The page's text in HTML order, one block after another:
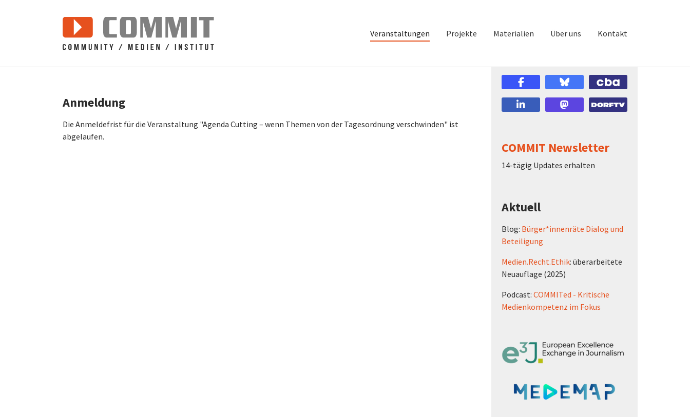
Veranstaltungen Projekte Materialien Über uns Kontakt
Anmeldung
Die Anmeldefrist für die Veranstaltung "Agenda Cutting – wenn Themen von der Tagesordnung verschwinden" ist
abgelaufen.
COMMIT Newsletter
14-tägig Updates erhalten
Aktuell
Blog: Bürger*innenräte Dialog und
Beteiligung
Medien.Recht.Ethik: überarbeitete
Neuauflage (2025)
Podcast: COMMITed - Kritische
Medienkompetenz im Fokus